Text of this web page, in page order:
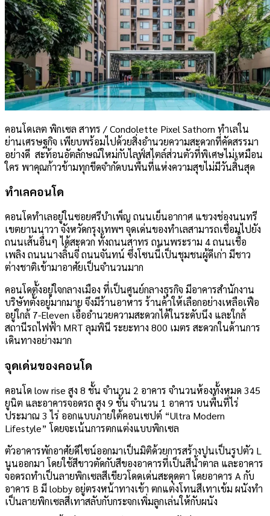
คอนโดเลต พิกเซล สาทร / Condolette Pixel Sathorn ทำเลใน
ย่านเศรษฐกิจ เพียบพร้อมไปด้วยสิ่งอำนวยความสะดวกที่คัดสรรมา
อย่างดี สะท้อนอัตลักษณ์ใหม่กับไลฟ์สไตล์ส่วนตัวที่พิเศษไม่เหมือน
ใคร พาคุณก้าวข้ามทุกขีดจำกัดบนพื้นที่แห่งความสุขไม่มีวันสิ้นสุด
ทำเลคอนโด
คอนโดทำเลอยู่ในซอยศรีบำเพ็ญ ถนนเย็นอากาศ แขวงช่องนนทรี
เขตยานนาวา จังหวัดกรุงเทพฯ จุดเด่นของทำเลสามารถเชื่อมไปยัง
ถนนเส้นอื่นๆ ได้สะดวก ทั้งถนนสาทร ถนนพระราม 4 ถนนเชื้อ
เพลิง ถนนนางลิ้นจี่ ถนนจันทน์ ซึ่งโซนนี้เป็นชุมชนผู้ดีเก่า มีชาว
ต่างชาติเข้ามาอาศัยเป็นจำนวนมาก
คอนโดตั้งอยู่ใจกลางเมือง ที่เป็นศูนย์กลางธุรกิจ มีอาคารสำนักงาน
บริษัทตั้งอยู่มากมาย จึงมีร้านอาหาร ร้านค้าให้เลือกอย่างเหลือเฟือ
อยู่ใกล้ 7-Eleven เอื้ออำนวยความสะดวกได้ในระดับนึง และใกล้
สถานีรถไฟฟ้า MRT ลุมพินี ระยะทาง 800 เมตร สะดวกในด้านการ
เดินทางอย่างมาก
จุดเด่นของคอนโด
คอนโด low rise สูง 8 ชั้น จำนวน 2 อาคาร จำนวนห้องทั้งหมด 345
ยูนิต และอาคารจอดรถ สูง 9 ชั้น จำนวน 1 อาคาร บนพื้นที่ไร่
ประมาณ 3 ไร่ ออกแบบภายใต้คอนเซปต์ “Ultra Modern
Lifestyle” โดยจะเน้นการตกแต่งแบบพิกเซล
ตัวอาคารพักอาศัยดีไซน์ออกมาเป็นมิติด้วยการสร้างปูนเป็นรูปตัว L
นูนออกมา โดยใช้สีขาวตัดกับสีของอาคารที่เป็นสีน้ำตาล และอาคาร
จอดรถทำเป็นลายพิกเซลสีเขียวโดดเด่นสะดุดตา โดยอาคาร A กับ
อาคาร B มี lobby อยู่ตรงหน้าทางเข้า ตกแต่งโทนสีเทาเข้ม ผนังทำ
เป็นลายพิกเซลสีเทาสลับกับกระจกเพิ่มลูกเล่นให้กับผนัง